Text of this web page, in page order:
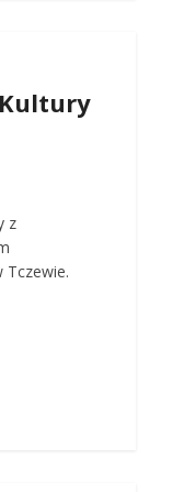
z
Tczewie.